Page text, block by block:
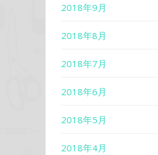
2018年9月
2018年8月
2018年7月
2018年6月
2018年5月
2018年4月